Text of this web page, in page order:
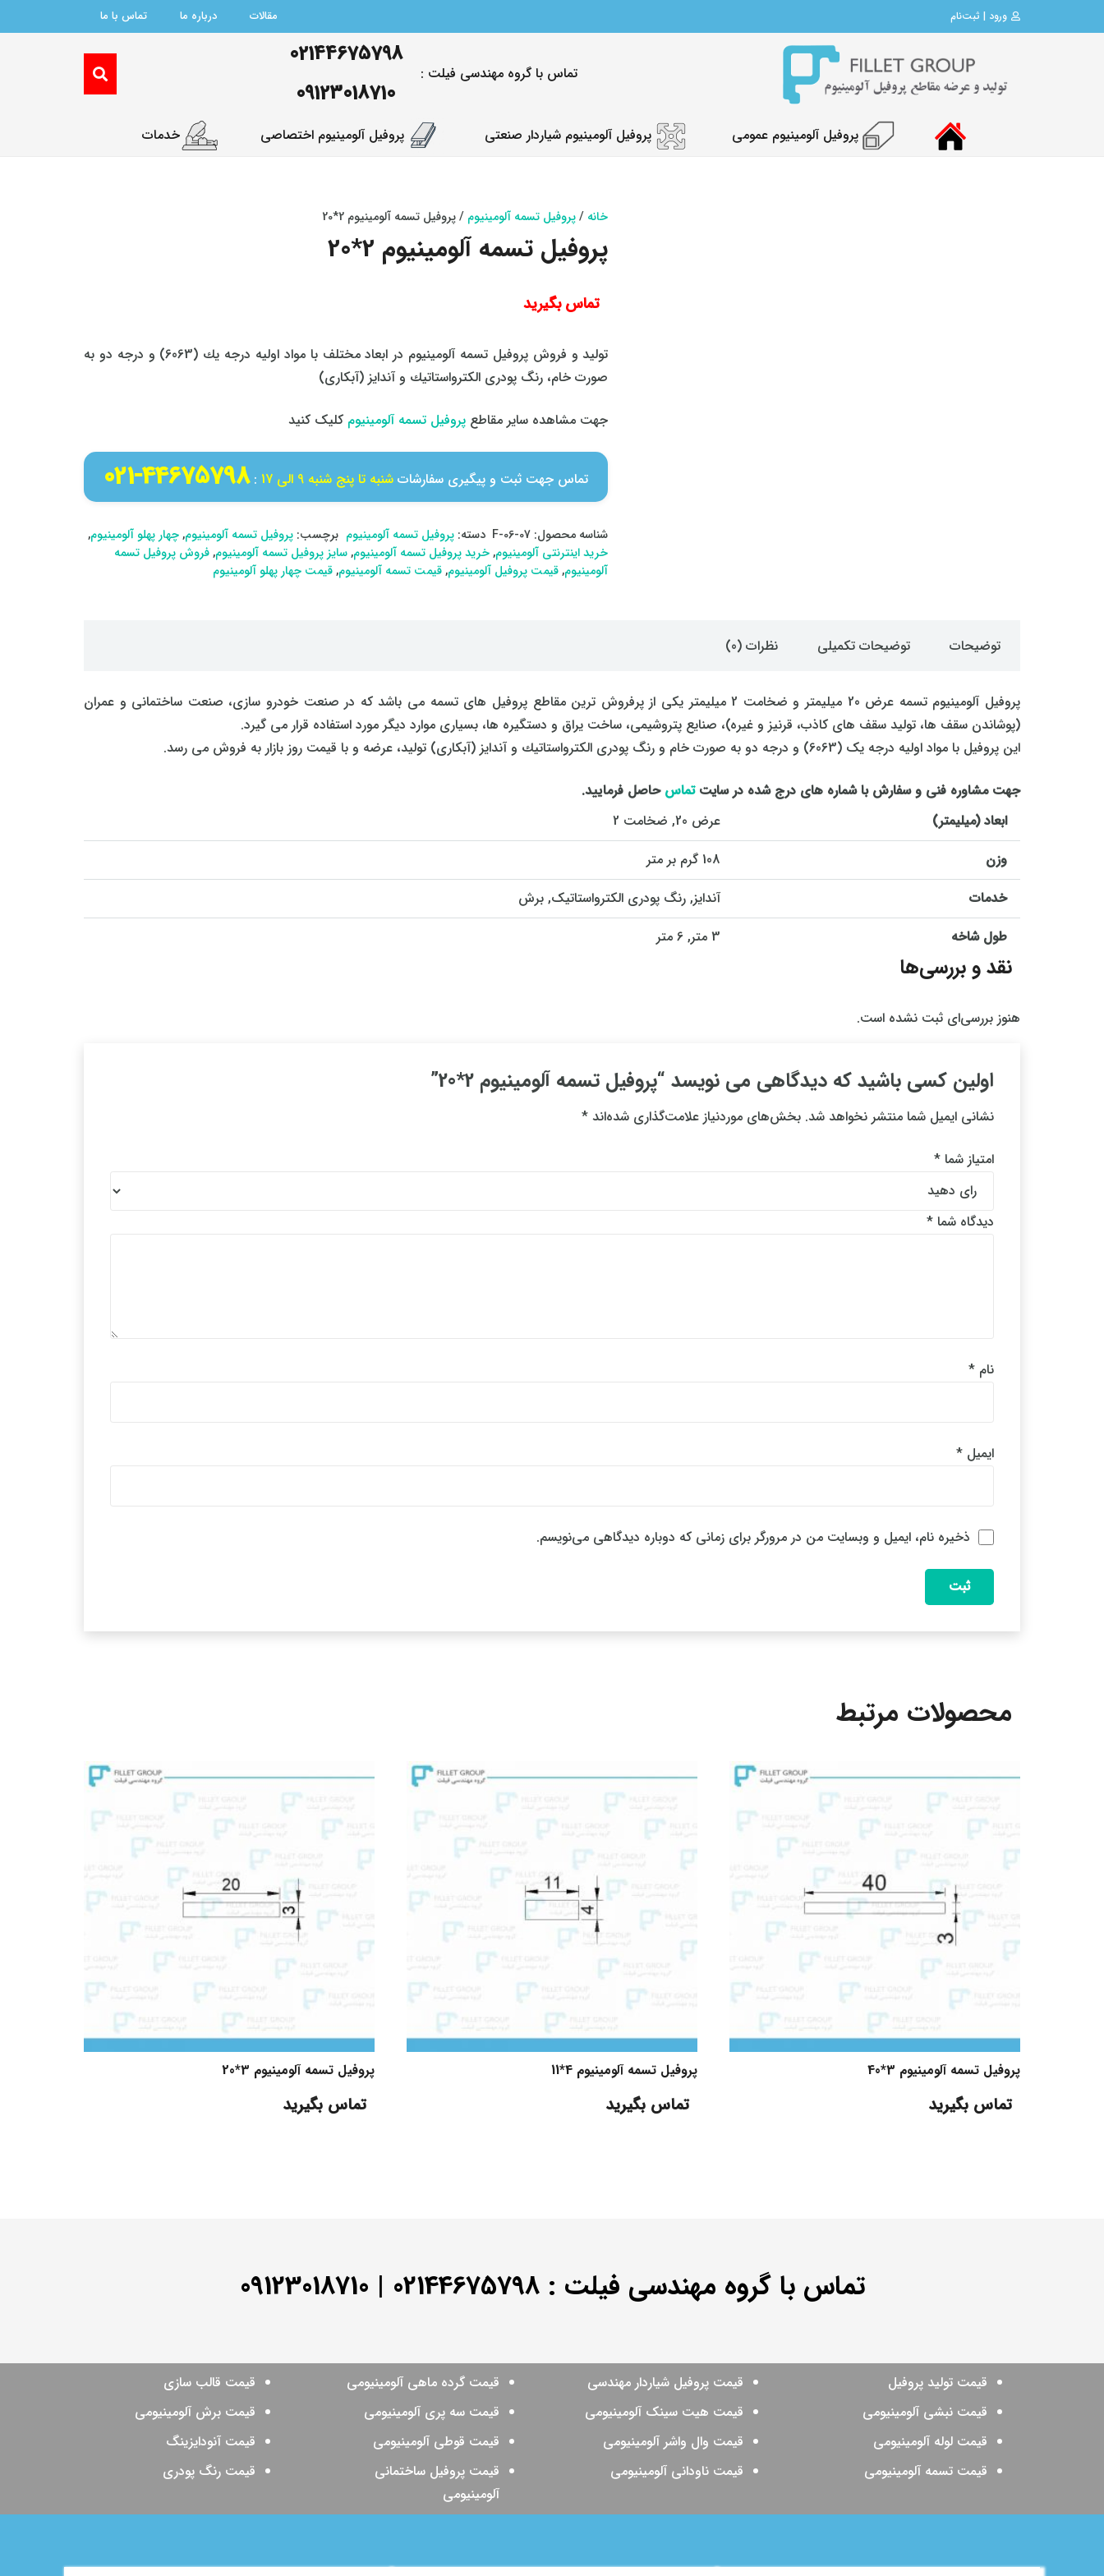
ورود | ثبت‌نام مقالات درباره ما تماس با ما
تماس با گروه مهندسی فیلت :
02144675798
09123018710
پروفیل آلومینیوم عمومی پروفیل آلومینیوم شیاردار صنعتی پروفیل آلومینیوم اختصاصی خدمات
خانه /پروفیل تسمه آلومینیوم / پروفیل تسمه آلومینیوم 2*20
پروفیل تسمه آلومینیوم 2*20
تماس بگیرید
تولید و فروش پروفیل تسمه آلومينيوم در ابعاد مختلف با مواد اولیه درجه یك (6063) و درجه دو به
صورت خام، رنگ پودری الكترواستاتیك و آندایز (آبکاری)
جهت مشاهده سایر مقاطع پروفیل تسمه آلومینیوم کلیک کنید
تماس جهت ثبت و پیگیری سفارشاتشنبه تا پنج شنبه 9 الی 17 :
44675798-021
شناسه محصول: F-06-07 دسته:پروفیل تسمه آلومینیوم برچسب:پروفیل تسمه آلومینیوم,چهار پهلو آلومینیوم,
خرید اینترنتی آلومینیوم,خرید پروفیل تسمه آلومینیوم,سایز پروفیل تسمه آلومینیوم,فروش پروفیل تسمه
آلومینیوم,قیمت پروفیل آلومینیوم,قیمت تسمه آلومینیوم,قیمت چهار پهلو آلومینیوم
توضیحات توضیحات تکمیلی نظرات (0)
پروفیل آلومينيوم تسمه عرض 20 میلیمتر و ضخامت 2 میلیمتر یکی از پرفروش ترین مقاطع پروفیل های تسمه می باشد که در صنعت خودرو سازی، صنعت ساختمانی و عمران
(پوشاندن سقف ها، تولید سقف های کاذب، قرنیز و غیره)، صنایع پتروشیمی، ساخت یراق و دستگیره ها، بسیاری موارد دیگر مورد استفاده قرار می گیرد.
این پروفیل با مواد اولیه درجه یک (6063) و درجه دو به صورت خام و رنگ پودری الكترواستاتیك و آندایز (آبکاری) تولید، عرضه و با قیمت روز بازار به فروش می رسد.
جهت مشاوره فنی و سفارش با شماره های درج شده در سایتتماس حاصل فرمایید.
ابعاد (میلیمتر)
عرض 20, ضخامت 2
وزن
108 گرم بر متر
خدمات
آندایز, رنگ پودری الکترواستاتیک, برش
طول شاخه
3 متر, 6 متر
نقد و بررسی‌ها
هنوز بررسی‌ای ثبت نشده است.
اولین کسی باشید که دیدگاهی می نویسد “پروفیل تسمه آلومینیوم 2*20”
نشانی ایمیل شما منتشر نخواهد شد. بخش‌های موردنیاز علامت‌گذاری شده‌اند *
امتیاز شما *
دیدگاه شما *
نام *
ایمیل *
ذخیره نام، ایمیل و وبسایت من در مرورگر برای زمانی که دوباره دیدگاهی می‌نویسم.
محصولات مرتبط
پروفیل تسمه آلومینیوم 3*40
تماس بگیرید
پروفیل تسمه آلومینیوم 4*11
تماس بگیرید
پروفیل تسمه آلومینیوم 3*20
تماس بگیرید
تماس با گروه مهندسی فیلت :02144675798
|
09123018710
قیمت تولید پروفیل
قیمت نبشی آلومینیومی
قیمت لوله آلومینیومی
قیمت تسمه آلومینیومی
قیمت پروفیل شیاردار مهندسی
قیمت هیت سینک آلومینیومی
قیمت وال واشر آلومینیومی
قیمت ناودانی آلومینیومی
قیمت گرده ماهی آلومینیومی
قیمت سه پری آلومینیومی
قیمت قوطی آلومینیومی
قیمت پروفیل ساختمانی
آلومینیومی
قیمت قالب سازی
قیمت برش آلومینیومی
قیمت آنودایزینگ
قیمت رنگ پودری